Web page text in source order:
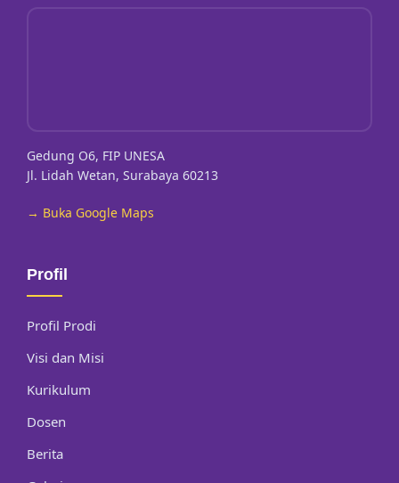
Gedung O6, FIP UNESA
Jl. Lidah Wetan, Surabaya 60213
→ Buka Google Maps
Profil
Profil Prodi
Visi dan Misi
Kurikulum
Dosen
Berita